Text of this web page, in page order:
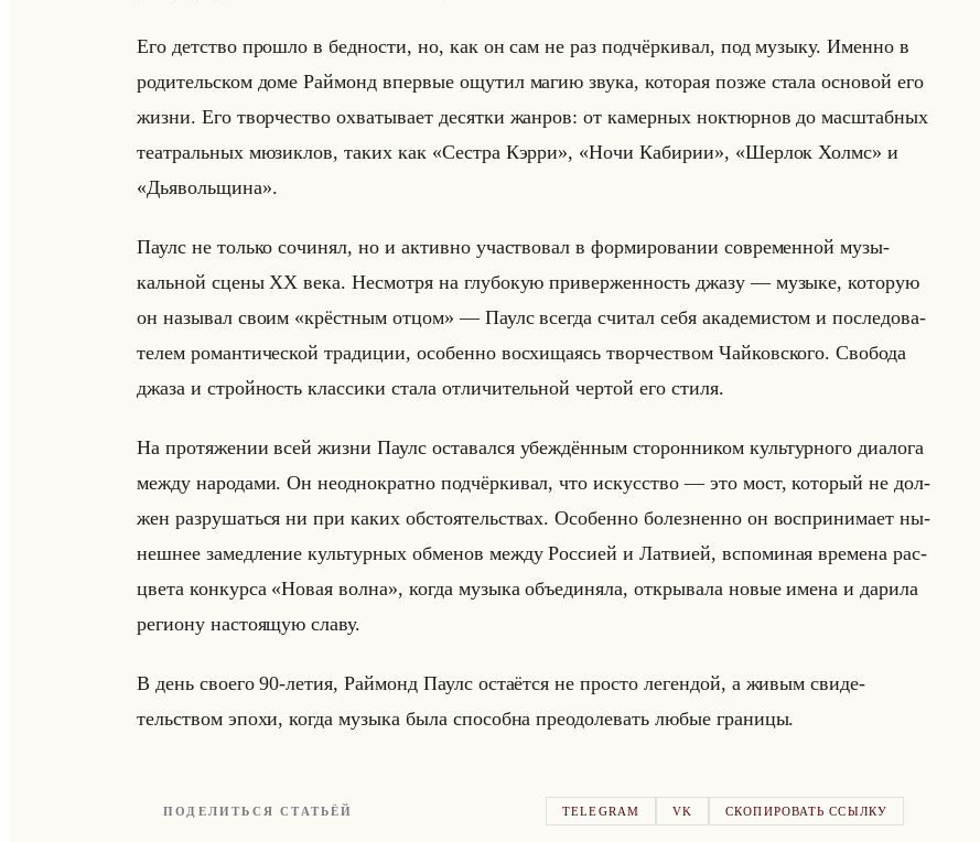
Его дет­ство про­шло в бед­но­сти, но, как он сам не раз под­чёр­ки­вал, под му­зы­ку. Имен­но в
ро­ди­тельском доме Раймонд впер­вые ощу­тил магию звука, ко­то­рая позже стала ос­но­вой его
жизни. Его твор­че­ство охва­ты­ва­ет де­сят­ки жан­ров: от ка­мер­ных нок­тюр­нов до мас­штаб­ных
те­ат­ральных мю­зик­лов, таких как «Сестра Кэрри», «Ночи Кабирии», «Шерлок Холмс» и
«Дьявольщина».
Паулс не только со­чи­нял, но и ак­тив­но участ­во­вал в фор­ми­ро­ва­нии со­вре­мен­ной му­зы­
кальной сцены XX века. Несмот­ря на глу­бо­кую при­вер­жен­ность джазу — му­зы­ке, ко­то­рую
он на­зы­вал своим «крёстным отцом» — Паулс все­гда счи­тал себя ака­де­ми­стом и по­сле­до­ва­
те­лем ро­ман­ти­че­ской тра­ди­ции, осо­бен­но вос­хи­ща­ясь твор­че­ством Чайков­ско­го. Сво­бо­да
джаза и стройность клас­си­ки стала от­ли­чи­тельной чер­той его стиля.
На про­тя­же­нии всей жизни Паулс оста­вал­ся убеж­дён­ным сто­рон­ни­ком культур­но­го диа­ло­га
между на­ро­да­ми. Он неод­но­крат­но под­чёр­ки­вал, что ис­кус­ство — это мост, ко­то­рый не дол­
жен раз­ру­шаться ни при каких об­сто­ятельствах. Осо­бен­но бо­лез­нен­но он вос­при­ни­ма­ет ны­
неш­нее за­мед­ле­ние культур­ных об­ме­нов между Рос­си­ей и Лат­ви­ей, вспо­ми­ная вре­ме­на рас­
цве­та кон­кур­са «Новая волна», когда му­зы­ка объеди­ня­ла, от­кры­ва­ла новые имена и да­ри­ла
ре­ги­ону на­сто­ящую славу.
В день сво­его 90-летия, Раймонд Паулс оста­ёт­ся не про­сто ле­ген­дой, а живым сви­де­
тельством эпохи, когда му­зы­ка была спо­соб­на пре­одо­ле­вать любые гра­ни­цы.
ПОДЕЛИТЬСЯ СТАТЬЁЙ TELEGRAM VK СКОПИРОВАТЬ ССЫЛКУ